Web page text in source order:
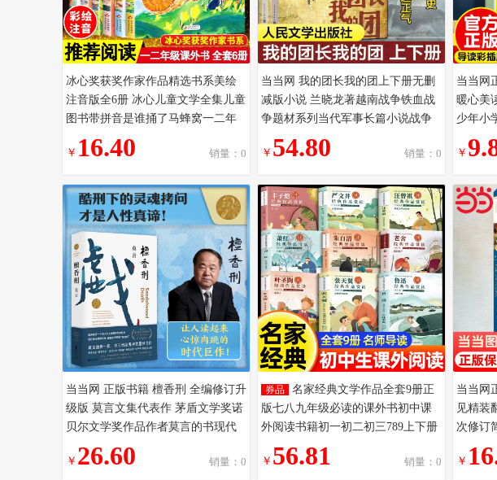
冰心奖获奖作家作品精选书系美绘
注音版全6册 冰心儿童文学全集儿童
图书带拼音是谁捅了马蜂窝一二年
级小学生课外阅读故事书籍正版
￥ 16.40 销量：0
当当网 我的团长我的团上下册无删
减版小说 兰晓龙著越南战争铁血战
争题材系列当代军事长篇小说战争
文学书籍士兵突击冬与狮同系列
￥ 54.80 销量：0
当当网
暖心美
少年小
外阅读
￥
当当网 正版书籍 檀香刑 全编修订升
级版 莫言文集代表作 茅盾文学奖诺
贝尔文学奖作品作者莫言的书现代
当代长篇小说集文学书籍
￥ 26.60 销量：0
券品
名家经典文学作品全套9册正
版七八九年级必读的课外书初中课
外阅读书籍初一初二初三789上下册
老师推荐鲁迅老舍朱自清散文读本
名著
￥ 56.81 销量：0
当当网
见精装
次修订
文学小
￥